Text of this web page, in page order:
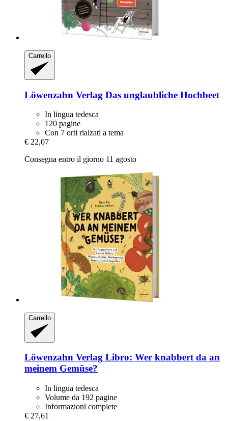
Carrello
Löwenzahn Verlag Das unglaubliche Hochbeet
In lingua tedesca
120 pagine
Con 7 orti rialzati a tema
€ 22,07
Consegna entro il giorno 11 agosto
Carrello
Löwenzahn Verlag Libro: Wer knabbert da an
meinem Gemüse?
In lingua tedesca
Volume da 192 pagine
Informazioni complete
€ 27,61